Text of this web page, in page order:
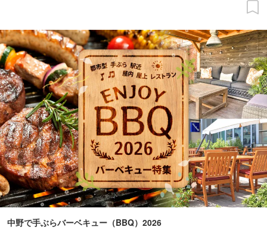
中野で手ぶらバーベキュー（BBQ）2026